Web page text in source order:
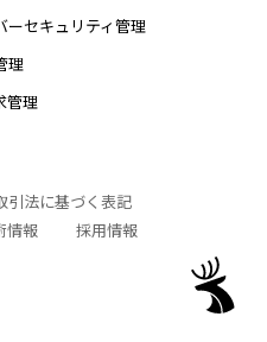
ーセキュリティ管理
理
管理
引法に基づく表記
情報
採用情報